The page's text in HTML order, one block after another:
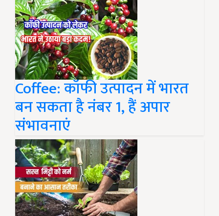
Coffee: कॉफी उत्पादन में भारत
बन सकता है नंबर 1, हैं अपार
संभावनाएं